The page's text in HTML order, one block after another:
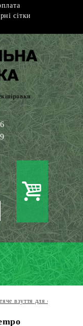
сітки
взуття для футболу